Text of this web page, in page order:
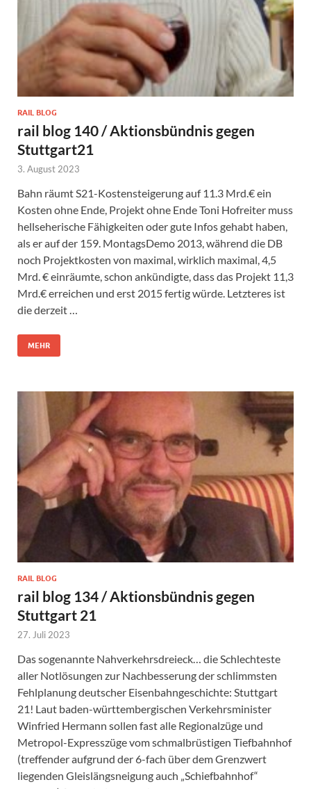
RAIL BLOG
rail blog 140 / Aktionsbündnis gegen
Stuttgart21
3. August 2023
Bahn räumt S21-Kostensteigerung auf 11.3 Mrd.€ ein
Kosten ohne Ende, Projekt ohne Ende Toni Hofreiter muss
hellseherische Fähigkeiten oder gute Infos gehabt haben,
als er auf der 159. MontagsDemo 2013, während die DB
noch Projektkosten von maximal, wirklich maximal, 4,5
Mrd. € einräumte, schon ankündigte, dass das Projekt 11,3
Mrd.€ erreichen und erst 2015 fertig würde. Letzteres ist
die derzeit …
MEHR
RAIL BLOG
rail blog 134 / Aktionsbündnis gegen
Stuttgart 21
27. Juli 2023
Das sogenannte Nahverkehrsdreieck… die Schlechteste
aller Notlösungen zur Nachbesserung der schlimmsten
Fehlplanung deutscher Eisenbahngeschichte: Stuttgart
21! Laut baden-württembergischen Verkehrsminister
Winfried Hermann sollen fast alle Regionalzüge und
Metropol-Expresszüge vom schmalbrüstigen Tiefbahnhof
(treffender aufgrund der 6-fach über dem Grenzwert
liegenden Gleislängsneigung auch „Schiefbahnhof“